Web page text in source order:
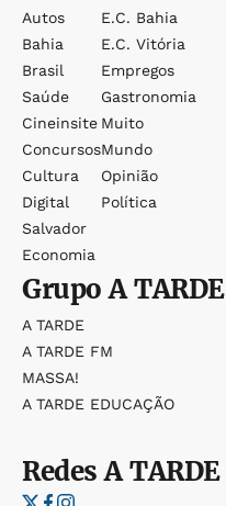
Autos
Bahia
Brasil
Saúde
Cineinsite
Concursos
Cultura
Digital
Salvador
Economia
E.c. Bahia
E.c. Vitória
Empregos
Gastronomia
Muito
Mundo
Opinião
Política
GrupoA TARDE
A TARDE
A TARDE FM
MASSA!
A TARDE EDUCAÇÃO
RedesA TARDE